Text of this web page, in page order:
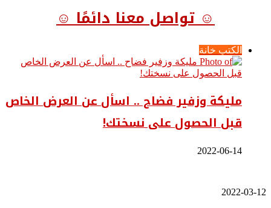
☺ تواصل معنا دائمًا ☺
الكتب خانة
مليكة وزفير فضاح .. اسأل عن العرض الخاص
قبل الحصول على نسختك!
2022-06-14
سوزان
2022-03-12